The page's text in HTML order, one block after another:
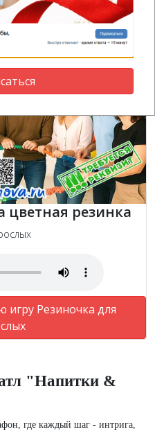
цветная резинка
игру Резиночка для
"Напитки &
где каждый шаг - интрига,